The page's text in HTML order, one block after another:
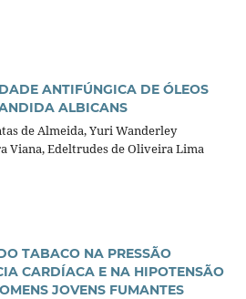
ANTIFÚNGICA DE ÓLEOS
ALBICANS
de Almeida, Yuri Wanderley
Viana, Edeltrudes de Oliveira Lima
TABACO NA PRESSÃO
CARDÍACA E NA HIPOTENSÃO
JOVENS FUMANTES